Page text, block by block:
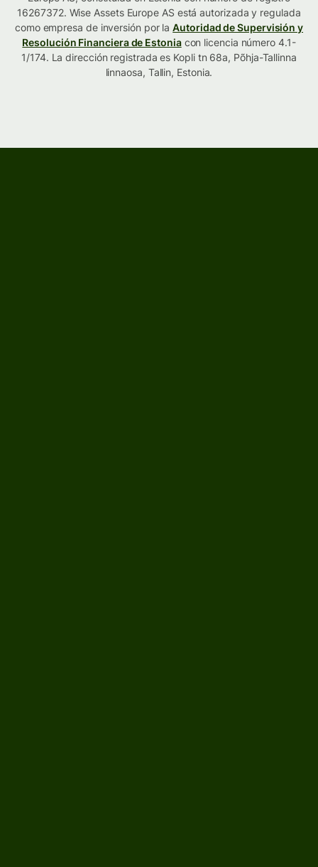
16267372. Wise Assets Europe AS está autorizada y regulada
como empresa de inversión por laAutoridad de Supervisión y
Resolución Financiera de Estoniacon licencia número 4.1-
1/174. La dirección registrada es Kopli tn 68a, Põhja-Tallinna
linnaosa, Tallin, Estonia.